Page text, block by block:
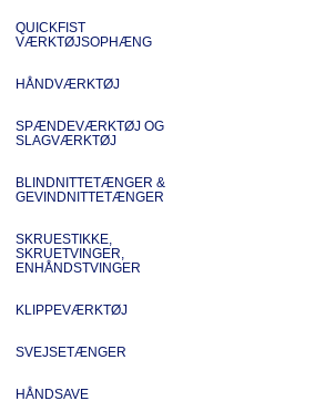
QUICKFIST
VÆRKTØJSOPHÆNG
HÅNDVÆRKTØJ
SPÆNDEVÆRKTØJ OG
SLAGVÆRKTØJ
BLINDNITTETÆNGER &
GEVINDNITTETÆNGER
SKRUESTIKKE,
SKRUETVINGER,
ENHÅNDSTVINGER
KLIPPEVÆRKTØJ
SVEJSETÆNGER
HÅNDSAVE